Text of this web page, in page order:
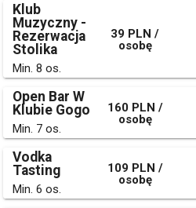
Klub
Muzyczny -
Rezerwacja
Stolika
Min. 8 os.
39 PLN /
osobę
Open Bar W
Klubie Gogo
Min. 7 os.
160 PLN /
osobę
Vodka
Tasting
Min. 6 os.
109 PLN /
osobę